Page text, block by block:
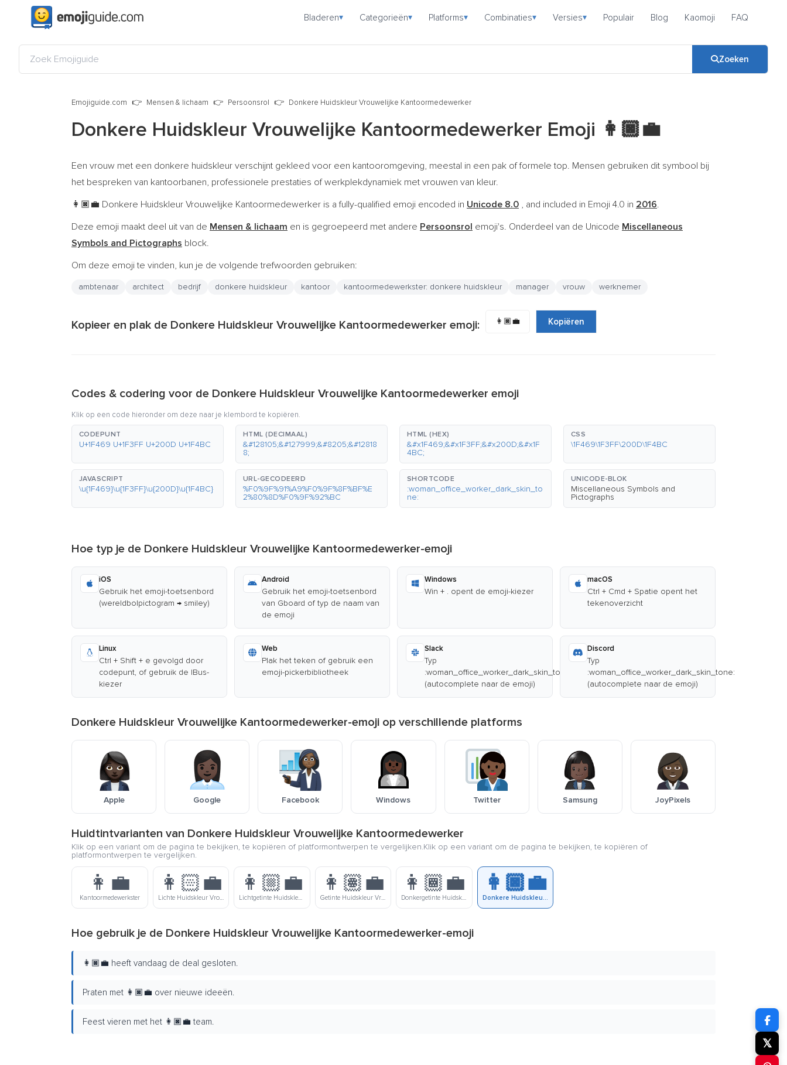
Bladeren▾ Categorieën▾ Platforms▾ Combinaties▾ Versies▾ Populair Blog Kaomoji FAQ
Zoeken
Emojiguide.com Mensen & lichaam Persoonsrol Donkere Huidskleur Vrouwelijke Kantoormedewerker
Donkere Huidskleur Vrouwelijke Kantoormedewerker Emoji 👩🏿‍💼
Een vrouw met een donkere huidskleur verschijnt gekleed voor een kantooromgeving, meestal in een pak of formele top. Mensen gebruiken dit symbool bij
het bespreken van kantoorbanen, professionele prestaties of werkplekdynamiek met vrouwen van kleur.
👩🏿‍💼 Donkere Huidskleur Vrouwelijke Kantoormedewerker is a fully-qualified emoji encoded in Unicode 8.0 , and included in Emoji 4.0 in 2016.
Deze emoji maakt deel uit van de Mensen & lichaam en is gegroepeerd met andere Persoonsrol emoji's. Onderdeel van de Unicode Miscellaneous
Symbols and Pictographs block.
Om deze emoji te vinden, kun je de volgende trefwoorden gebruiken:
ambtenaar architect bedrijf donkere huidskleur kantoor kantoormedewerkster: donkere huidskleur manager vrouw werknemer
Kopieer en plak de Donkere Huidskleur Vrouwelijke Kantoormedewerker emoji: 👩🏿‍💼 Kopiëren
Codes & codering voor de Donkere Huidskleur Vrouwelijke Kantoormedewerker emoji
Klik op een code hieronder om deze naar je klembord te kopiëren.
CODEPUNT
U+1F469 U+1F3FF U+200D U+1F4BC
HTML (DECIMAAL)
&#128105;&#127999;&#8205;&#12818
8;
HTML (HEX)
&#x1F469;&#x1F3FF;&#x200D;&#x1F
4BC;
CSS
\1F469\1F3FF\200D\1F4BC
JAVASCRIPT
\u{1F469}\u{1F3FF}\u{200D}\u{1F4BC}
URL-GECODEERD
%F0%9F%91%A9%F0%9F%8F%BF%E
2%80%8D%F0%9F%92%BC
SHORTCODE
:woman_office_worker_dark_skin_to
ne:
UNICODE-BLOK
Miscellaneous Symbols and
Pictographs
Hoe typ je de Donkere Huidskleur Vrouwelijke Kantoormedewerker-emoji
iOS
Gebruik het emoji-toetsenbord
(wereldbolpictogram → smiley)
Android
Gebruik het emoji-toetsenbord
van Gboard of typ de naam van
de emoji
Windows
Win + . opent de emoji-kiezer
macOS
Ctrl + Cmd + Spatie opent het
tekenoverzicht
Linux
Ctrl + Shift + e gevolgd door
codepunt, of gebruik de IBus-
kiezer
Web
Plak het teken of gebruik een
emoji-pickerbibliotheek
Slack
Typ
:woman_office_worker_dark_skin_tone:
(autocomplete naar de emoji)
Discord
Typ
:woman_office_worker_dark_skin_tone:
(autocomplete naar de emoji)
Donkere Huidskleur Vrouwelijke Kantoormedewerker-emoji op verschillende platforms
Apple Google Facebook Windows Twitter Samsung JoyPixels
Huidtintvarianten van Donkere Huidskleur Vrouwelijke Kantoormedewerker
Klik op een variant om de pagina te bekijken, te kopiëren of platformontwerpen te vergelijken.Klik op een variant om de pagina te bekijken, te kopiëren of
platformontwerpen te vergelijken.
👩‍💼
Kantoormedewerkster
👩🏻‍💼
Lichte Huidskleur Vrouwelijke Kantoormedewerker
👩🏼‍💼
Lichtgetinte Huidskleur Vrouwelijke Kantoormedewerker
👩🏽‍💼
Getinte Huidskleur Vrouwelijke Kantoormedewerker
👩🏾‍💼
Donkergetinte Huidskleur Vrouwelijke Kantoormedewerker
👩🏿‍💼
Donkere Huidskleur Vrouwelijke Kantoormedewerker
Hoe gebruik je de Donkere Huidskleur Vrouwelijke Kantoormedewerker-emoji
👩🏿‍💼 heeft vandaag de deal gesloten.
Praten met 👩🏿‍💼 over nieuwe ideeën.
Feest vieren met het 👩🏿‍💼 team.
𝕏